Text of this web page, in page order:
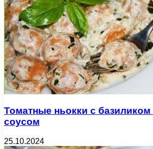
Томатные ньокки с
соусом
25.10.2024